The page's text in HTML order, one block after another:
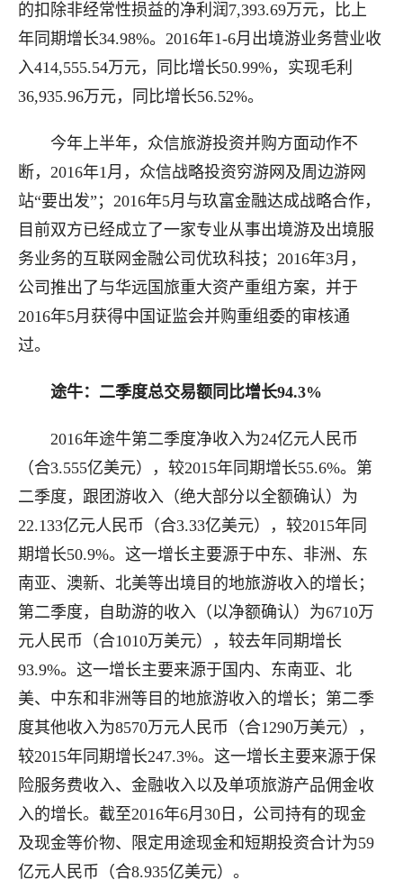
的扣除非经常性损益的净利润7,393.69万元，比上
年同期增长34.98%。2016年1-6月出境游业务营业收
入414,555.54万元，同比增长50.99%，实现毛利
36,935.96万元，同比增长56.52%。
今年上半年，众信旅游投资并购方面动作不
断，2016年1月，众信战略投资穷游网及周边游网
站“要出发”；2016年5月与玖富金融达成战略合作，
目前双方已经成立了一家专业从事出境游及出境服
务业务的互联网金融公司优玖科技；2016年3月，
公司推出了与华远国旅重大资产重组方案，并于
2016年5月获得中国证监会并购重组委的审核通
过。
途牛：二季度总交易额同比增长94.3%
2016年途牛第二季度净收入为24亿元人民币
（合3.555亿美元），较2015年同期增长55.6%。第
二季度，跟团游收入（绝大部分以全额确认）为
22.133亿元人民币（合3.33亿美元），较2015年同
期增长50.9%。这一增长主要源于中东、非洲、东
南亚、澳新、北美等出境目的地旅游收入的增长；
第二季度，自助游的收入（以净额确认）为6710万
元人民币（合1010万美元），较去年同期增长
93.9%。这一增长主要来源于国内、东南亚、北
美、中东和非洲等目的地旅游收入的增长；第二季
度其他收入为8570万元人民币（合1290万美元），
较2015年同期增长247.3%。这一增长主要来源于保
险服务费收入、金融收入以及单项旅游产品佣金收
入的增长。截至2016年6月30日，公司持有的现金
及现金等价物、限定用途现金和短期投资合计为59
亿元人民币（合8.935亿美元）。